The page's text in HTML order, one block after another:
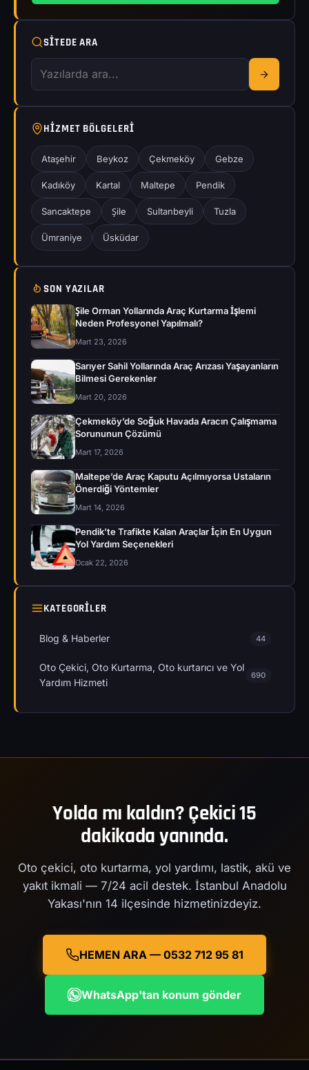
SITEDE ARA
HIZMET BÖLGELERI
Ataşehir Beykoz Çekmeköy Gebze
Kadıköy Kartal Maltepe Pendik
Sancaktepe Şile Sultanbeyli Tuzla
Ümraniye Üsküdar
SON YAZILAR
Şile Orman Yollarında Araç Kurtarma İşlemi
Neden Profesyonel Yapılmalı?
Mart 23, 2026
Sarıyer Sahil Yollarında Araç Arızası Yaşayanların
Bilmesi Gerekenler
Mart 20, 2026
Çekmeköy’de Soğuk Havada Aracın Çalışmama
Sorununun Çözümü
Mart 17, 2026
Maltepe’de Araç Kaputu Açılmıyorsa Ustaların
Önerdiği Yöntemler
Mart 14, 2026
Pendik’te Trafikte Kalan Araçlar İçin En Uygun
Yol Yardım Seçenekleri
Ocak 22, 2026
KATEGORILER
Blog & Haberler 44
Oto Çekici, Oto Kurtarma, Oto kurtarıcı ve Yol
Yardım Hizmeti
690
Yolda mı kaldın? Çekici 15
dakikada yanında.
Oto çekici, oto kurtarma, yol yardımı, lastik, akü ve
yakıt ikmali — 7/24 acil destek. İstanbul Anadolu
Yakası'nın 14 ilçesinde hizmetinizdeyiz.
HEMEN ARA — 0532 712 95 81
WhatsApp'tan konum gönder